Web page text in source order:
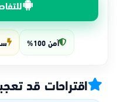
آمن 100%
اقتراحات قد